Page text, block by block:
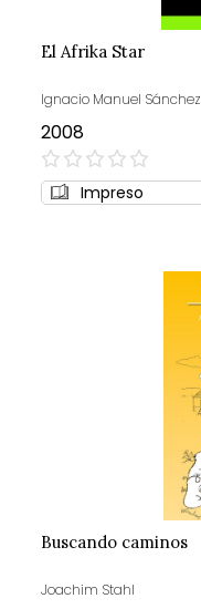
El Afrika Star
Ignacio Manuel Sánchez
2008
0%
Impreso
Buscando caminos
Joachim Stahl